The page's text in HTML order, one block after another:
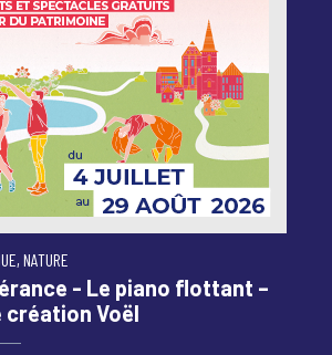
NATURE
- Le piano flottant –
création Voël